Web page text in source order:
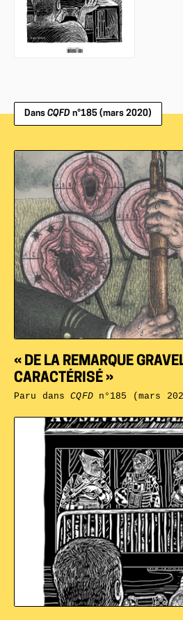
Dans CQFD n°185 (mars 2020)
« DE LA REMARQUE
CARACTÉRISÉ »
Paru dansCQFDn°185 (mars